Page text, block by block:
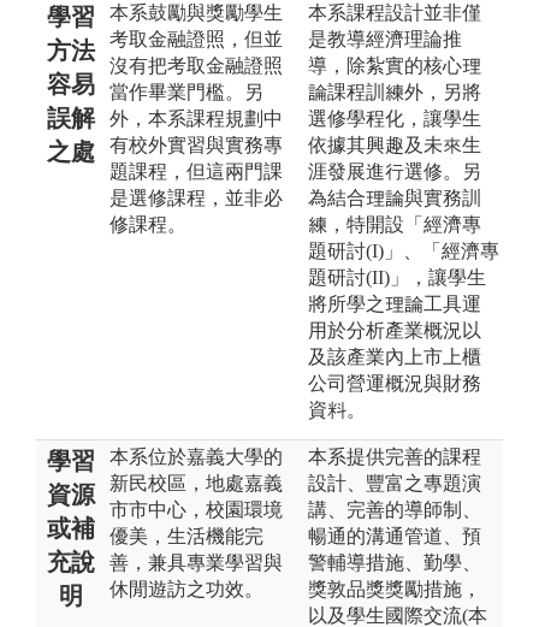
學習
方法
容易
誤解
之處
本系鼓勵與獎勵學生
考取金融證照，但並
沒有把考取金融證照
當作畢業門檻。另
外，本系課程規劃中
有校外實習與實務專
題課程，但這兩門課
是選修課程，並非必
修課程。
本系課程設計並非僅
是教導經濟理論推
導，除紮實的核心理
論課程訓練外，另將
選修學程化，讓學生
依據其興趣及未來生
涯發展進行選修。另
為結合理論與實務訓
練，特開設「經濟專
題研討(I)」、「經濟專
題研討(II)」，讓學生
將所學之理論工具運
用於分析產業概況以
及該產業內上市上櫃
公司營運概況與財務
資料。
學習
資源
或補
充說
明
本系位於嘉義大學的
新民校區，地處嘉義
市市中心，校園環境
優美，生活機能完
善，兼具專業學習與
休閒遊訪之功效。
本系提供完善的課程
設計、豐富之專題演
講、完善的導師制、
暢通的溝通管道、預
警輔導措施、勤學、
獎敦品獎獎勵措施，
以及學生國際交流(本